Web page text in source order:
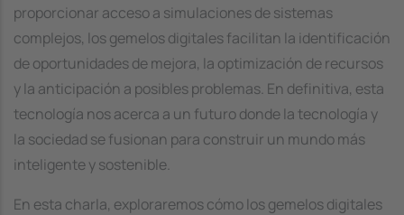
proporcionar acceso a simulaciones de sistemas
complejos, los gemelos digitales facilitan la identificación
de oportunidades de mejora, la optimización de recursos
y la anticipación a posibles problemas. En definitiva, esta
tecnología nos acerca a un futuro donde la tecnología y
la sociedad se fusionan para construir un mundo más
inteligente y sostenible.
En esta charla, exploraremos cómo los gemelos digitales